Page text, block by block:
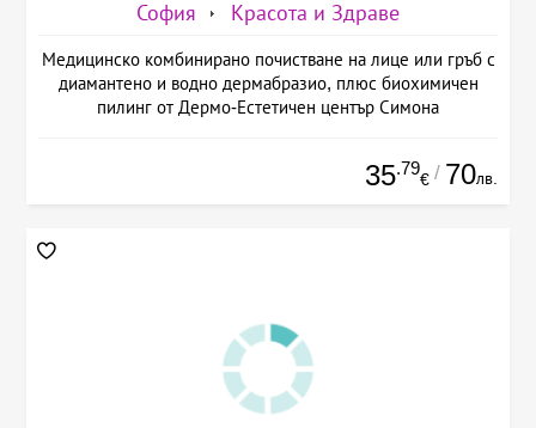
София Красота и Здраве
Медицинско комбинирано почистване на лице или гръб с
диамантено и водно дермабразио, плюс биохимичен
пилинг от Дермо-Естетичен център Симона
35.79
€ / 70лв.